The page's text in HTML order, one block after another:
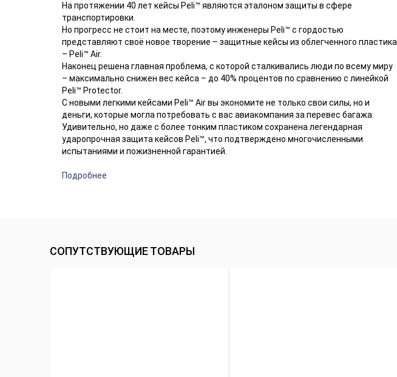
На протяжении 40 лет кейсы Peli™ являются эталоном защиты в сфере
транспортировки.
Но прогресс не стоит на месте, поэтому инженеры Peli™ с гордостью
представляют своё новое творение – защитные кейсы из облегченного пластика
– Peli™ Air.
Наконец решена главная проблема, с которой сталкивались люди по всему миру
– максимально снижен вес кейса – до 40% процентов по сравнению с линейкой
Peli™ Protector.
С новыми легкими кейсами Peli™ Air вы экономите не только свои силы, но и
деньги, которые могла потребовать с вас авиакомпания за перевес багажа.
Удивительно, но даже с более тонким пластиком сохранена легендарная
ударопрочная защита кейсов Peli™, что подтверждено многочисленными
испытаниями и пожизненной гарантией.
Подробнее
СОПУТСТВУЮЩИЕ ТОВАРЫ